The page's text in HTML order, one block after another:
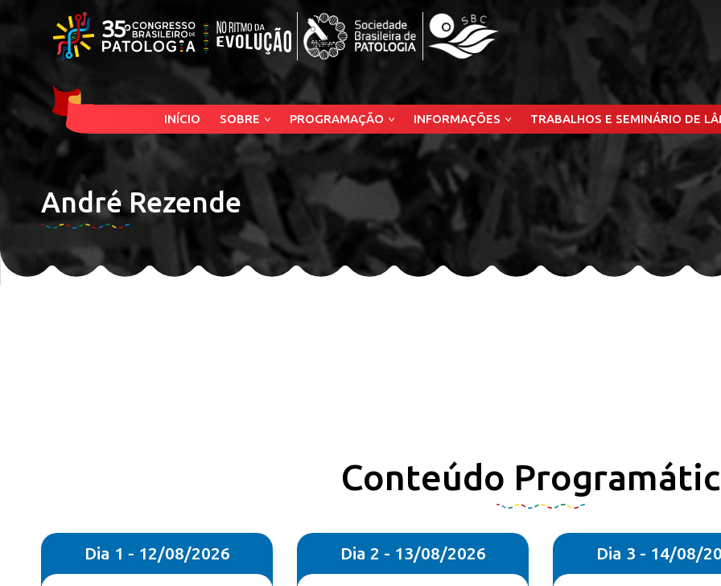
André Rezende
INÍCIO SOBRE PROGRAMAÇÃO INFORMAÇÕES TRABALHOS E SEMINÁRIO DE
Conteúdo
Dia 1 - 12/08/2026 Dia 2 - 13/08/2026 Dia 3 - 14/08/